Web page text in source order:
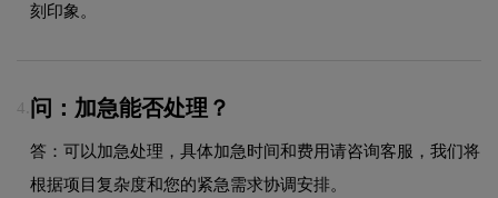
刻印象。
4. 问：加急能否处理？
答：可以加急处理，具体加急时间和费用请咨询客服，我们将
根据项目复杂度和您的紧急需求协调安排。